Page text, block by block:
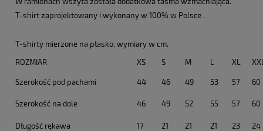
T-shirt zaprojektowany i wykonany w 100% w Polsce .
T-shirty mierzone na płasko, wymiary w cm.
ROZMIAR
XS S M L XL
Szerokość pod pachami 44 46 49 53 57 60
Szerokość na dole 46 49 52 55 57 60
Długość rękawa 17 21 21 21 23 24